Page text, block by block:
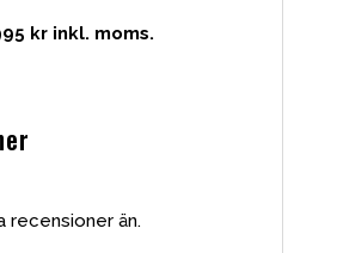
kr inkl. moms.
recensioner än.